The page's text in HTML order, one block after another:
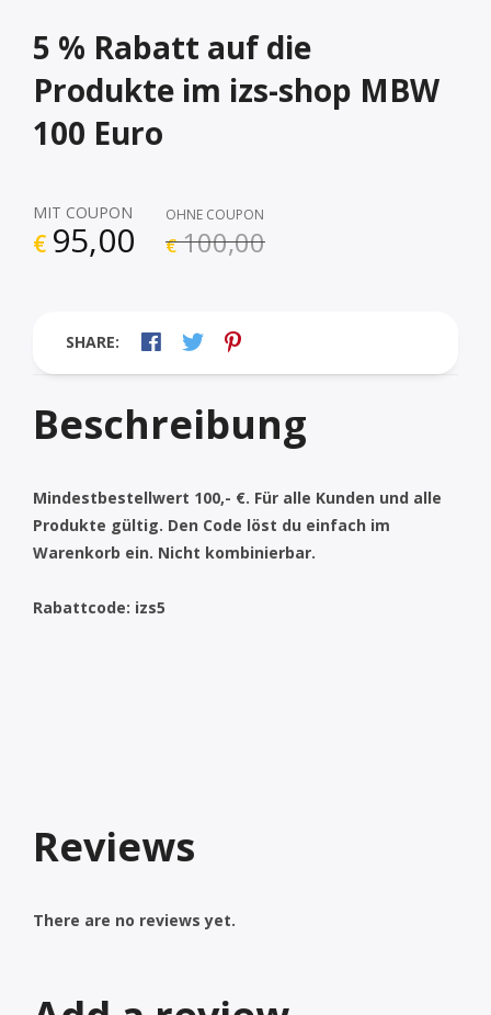
5 % Rabatt auf die
Produkte im izs-shop MBW
100 Euro
MIT COUPON
€ 95,00
OHNE COUPON
€ 100,00
SHARE:
Beschreibung
Mindestbestellwert 100,- €. Für alle Kunden und alle
Produkte gültig. Den Code löst du einfach im
Warenkorb ein. Nicht kombinierbar.
Rabattcode: izs5
Reviews
There are no reviews yet.